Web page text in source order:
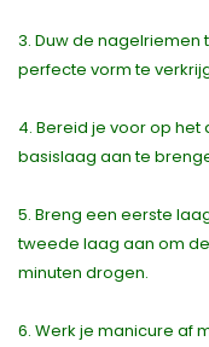
3. Duw de
perfecte vorm te
4. Bereid je voor op
basislaag aan te
5. Breng een eerste
tweede laag aan om
minuten drogen.
6. Werk je manicure af